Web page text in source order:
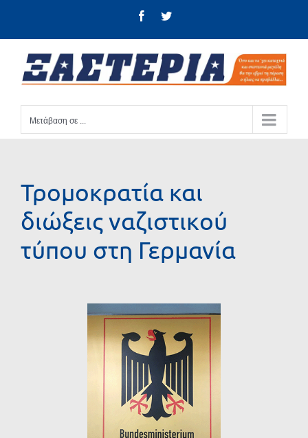
FacebookTwitter
Μετάβαση σε ...
Τρομοκρατία και
διώξεις ναζιστικoύ
τύπου στη Γερμανία